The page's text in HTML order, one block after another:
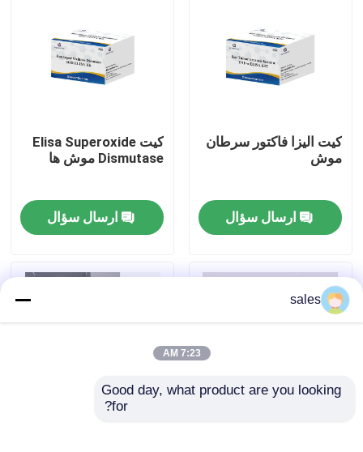
محصولات
درباره ما
تور کارخانه
با ما تماس بگیرید
اخبار
VR Show
کيت اليزا فاکتور سرطان
موش
ارسال سؤال
کیت Elisa Superoxide
Dismutase موش ها
ارسال سؤال
sales
7:23 AM
Good day, what product are you looking
for?